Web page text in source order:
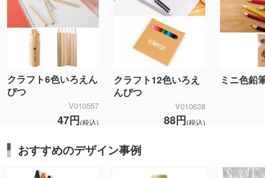
クラフト6色いろえん
ぴつ
V010557
47円(税込)
クラフト12色いろえ
んぴつ
V010638
88円(税込)
ミニ色鉛
おすすめのデザイン事例